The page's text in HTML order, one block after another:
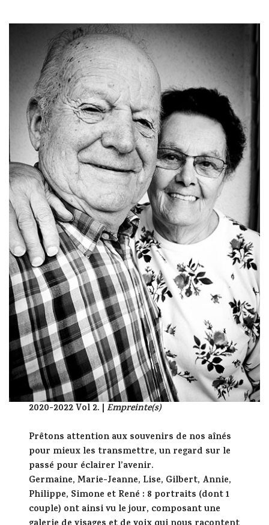
2020-2022 Vol 2. |Empreinte(s)
Prêtons attention aux souvenirs de nos aînés
pour mieux les transmettre, un regard sur le
passé pour éclairer l’avenir.
Germaine, Marie-Jeanne, Lise, Gilbert, Annie,
Philippe, Simone et René : 8 portraits (dont 1
couple) ont ainsi vu le jour, composant une